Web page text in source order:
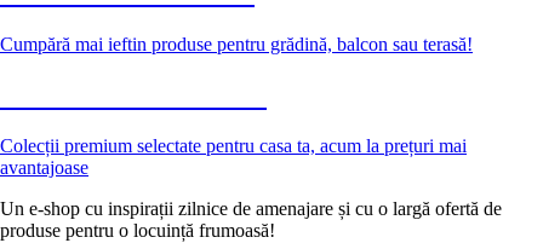
Cumpără mai ieftin produse pentru grădină, balcon sau terasă!
Colecții premium selectate pentru casa ta, acum la prețuri mai
avantajoase
Un e-shop cu inspirații zilnice de amenajare și cu o largă ofertă de
produse pentru o locuință frumoasă!